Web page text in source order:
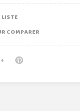
COMPARER